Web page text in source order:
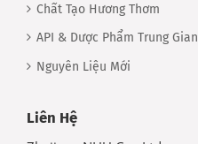
Chất Tạo Hương Thơm
API & Dược Phẩm Trung Gian
Nguyên Liệu Mới
Liên Hệ